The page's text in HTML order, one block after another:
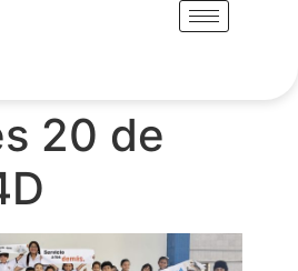
20 de